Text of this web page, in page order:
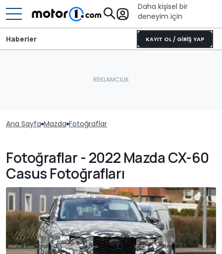
Daha kişisel bir
deneyim için
KAYIT OL / GİRİŞ YAP
Haberler
Ana Sayfa Mazda Fotoğraflar
Fotoğraflar - 2022 Mazda CX-60
Casus Fotoğrafları